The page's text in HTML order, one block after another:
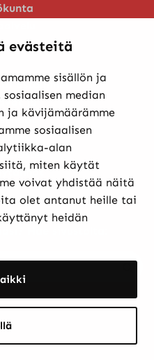
evästeitä
sisällön ja
median
ja kävijämäärämme
sosiaalisen
alan
miten käytät
voivat yhdistää näitä
olet antanut heille tai
heidän
ostaminen
ja
Hae sivustolta:
Haku